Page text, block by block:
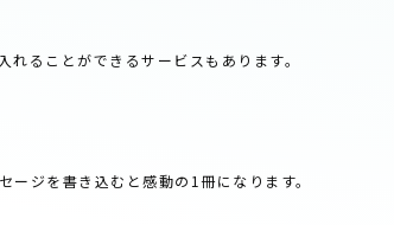
ることができるサービスもあります。
ジを書き込むと感動の1冊になります。